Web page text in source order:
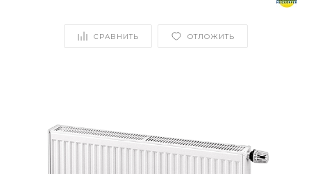
СРАВНИТЬ ОТЛОЖИТЬ